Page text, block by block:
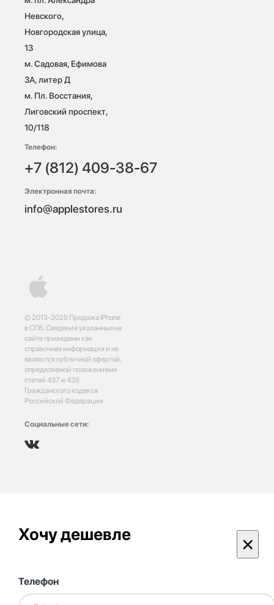
© 2013-2025 Продажа iPhone
в СПб. Сведения указанные на
сайте приведены как
справочная информация и не
являются публичной офертой,
определяемой положениями
статей 437 и 435
Гражданского кодекса
Российской Федерации
Социальные сети:
Невского,
Новгородская улица,
13
м. Садовая, Ефимова
3А, литер Д
м. Пл. Восстания,
Лиговский проспект,
10/118
Телефон:
+7 (812) 409-38-67
Электронная почта:
info@applestores.ru
Хочу дешевле ×
Телефон